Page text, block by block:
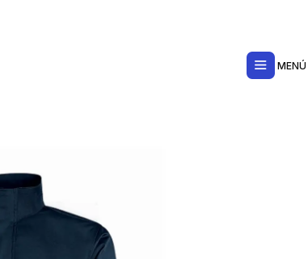
MENÚ
Cazadoras y
- Talla L - Tejido Mechanical Stretch, Lavable a Alta